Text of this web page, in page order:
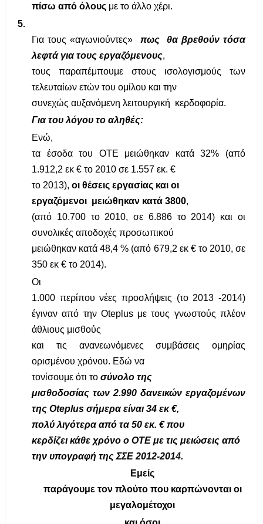
πίσω από όλους με το άλλο χέρι.
5.
Για τους «αγωνιούντες»
πως
θα βρεθούν τόσα
λεφτά για τους εργαζόμενους,
τους παραπέμπουμε στους ισολογισμούς των
τελευταίων ετών του ομίλου και την
συνεχώς αυξανόμενη λειτουργική κερδοφορία.
Για του λόγου το αληθές:
Ενώ,
τα έσοδα του ΟΤΕ μειώθηκαν κατά 32% (από
1.912,2 εκ € το 2010 σε 1.557 εκ. €
το 2013), οι θέσεις εργασίας και οι
εργαζόμενοι μειώθηκαν κατά 3800,
(από 10.700 το 2010, σε 6.886 το 2014) και οι
συνολικές αποδοχές προσωπικού
μειώθηκαν κατά 48,4 % (από 679,2 εκ € το 2010, σε
350 εκ € το 2014).
Οι
1.000 περίπου νέες προσλήψεις (το 2013 -2014)
έγιναν από την Οteplusμε τους γνωστούς πλέον
άθλιους μισθούς
και τις ανανεωνόμενες συμβάσεις
ομηρίας
ορισμένου χρόνου. Εδώ να
τονίσουμε ότι το σύνολο της
μισθοδοσίας των 2.990 δανεικών εργαζομένων
της Οteplus σήμερα είναι 34 εκ €,
πολύ λιγότερα από τα 50 εκ. € που
κερδίζει κάθε χρόνο ο ΟΤΕ με τις μειώσεις από
την υπογραφή της ΣΣΕ 2012-2014.
Εμείς
παράγουμε τον πλούτο που καρπώνονται οι
μεγαλομέτοχοι